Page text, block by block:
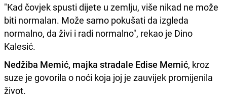
"Kad čovjek spusti dijete u zemlju, više nikad ne može
biti normalan. Može samo pokušati da izgleda
normalno, da živi i radi normalno", rekao je Dino
Kalesić.
Nedžiba Memić, majka stradale Edise Memić, kroz
suze je govorila o noći koja joj je zauvijek promijenila
život.